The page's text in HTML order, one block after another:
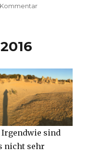
Kommentarzu
Irgendwie sind
nicht sehr